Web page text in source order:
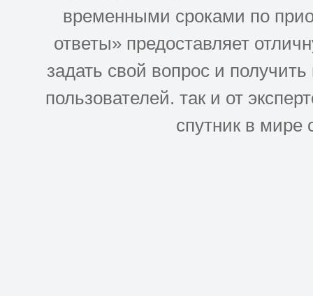
временными сроками по
ответы» предоставляет
задать свой вопрос и
пользователей. так и от
спутник в